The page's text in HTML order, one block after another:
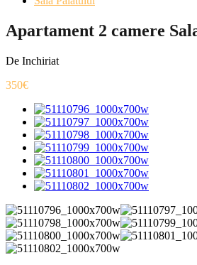
Apartament 2 camere
De Inchiriat
350€